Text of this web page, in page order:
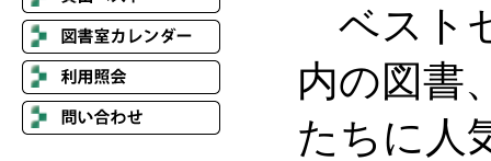
ベスト
内の図書
たちに人